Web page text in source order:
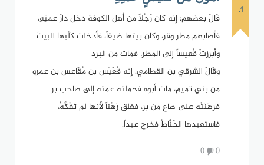
1.
قَالَ بعضهم: إنه كان رَجُلاً من أهل الكوفة دخل دارَ عمتِهِ،
فأصابهم مطر وقر، وكان بيتها ضيقاً، فأدخلت كَلْبها البيتَ
وأبرزتْ قُعِيساً إلى المطر، فمات من البرد
وقَالَ الشرقي بن القطامي: إنه قُعَيْس بن مُقَاعس بن عمرو
من بني تميم، مات أبوه فحملته عمته إلى صاحب بر
فرهَنَتْه على صاع من بر، فغلق رَهْناً لأنها لم تَفْكَّهُ،
فاستعبدها الحَنَّاطُ فخرج عبداً.
0
0